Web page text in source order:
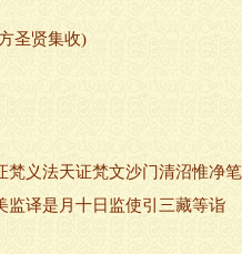
圣贤集收)
梵义法天证梵文沙门清沼惟净
监译是月十日监使引三藏等诣